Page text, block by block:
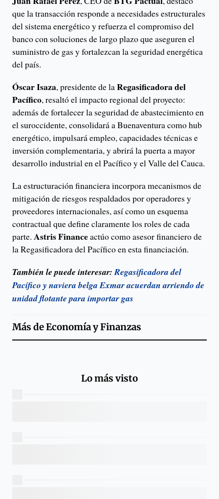
que la transacción responde a necesidades estructurales
del sistema energético y refuerza el compromiso del
banco con soluciones de largo plazo que aseguren el
suministro de gas y fortalezcan la seguridad energética
del país.
Óscar Isaza, presidente de laRegasificadora del
Pacífico, resaltó el impacto regional del proyecto:
además de fortalecer la seguridad de abastecimiento en
el suroccidente, consolidará a Buenaventura como hub
energético, impulsará empleo, capacidades técnicas e
inversión complementaria, y abrirá la puerta a mayor
desarrollo industrial en el Pacífico y el Valle del Cauca.
La estructuración financiera incorpora mecanismos de
mitigación de riesgos respaldados por operadores y
proveedores internacionales, así como un esquema
contractual que define claramente los roles de cada
parte. Astris Financeactúo como asesor financiero de
la Regasificadora del Pacífico en esta financiación.
También le puede interesar:Regasificadora del
Pacífico y naviera belga Exmar acuerdan arriendo de
unidad flotante para importar gas
Más deEconomía y Finanzas
Lo más visto